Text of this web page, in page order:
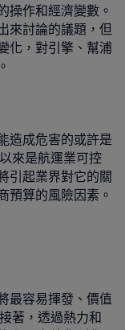
操作和經濟變數。
來討論的議題，但
化，對引擎、幫浦
造成危害的或許是
來是航運業可控
引起業界對它的關
預算的風險因素。
最容易揮發、價值
著，透過熱力和